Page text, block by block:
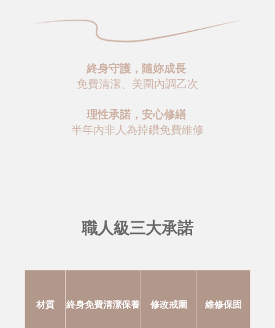
終身守護，隨妳成長
免費清潔、美圍內調乙次
理性承諾，安心修繕
半年內非人為掉鑽免費維修
職人級三大承諾
材質 終身免費清潔保養 修改戒圍 維修保固